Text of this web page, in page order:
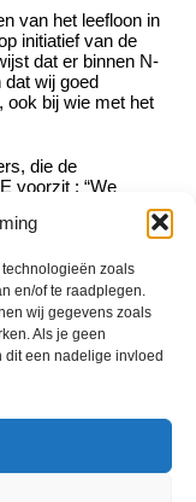
zoals
en/of te raadplegen.
wij gegevens zoals
Als je geen
dit een nadelige invloed
van het leefloon in
initiatief van de
dat er binnen N-
dat wij goed
ook bij wie met het
die de
voorzit : “We
het sociaal beleid.
efficiënt
met organisaties